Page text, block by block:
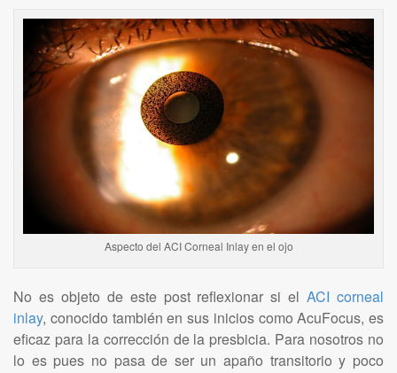
Aspecto del ACI Corneal Inlay en el ojo
No es objeto de este post reflexionar si elACI corneal
inlay, conocido también en sus inicios como AcuFocus, es
eficaz para la corrección de la presbicia. Para nosotros no
lo es pues no pasa de ser un apaño transitorio y poco